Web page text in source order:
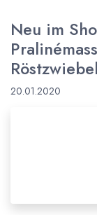
Neu im
20.01.2020